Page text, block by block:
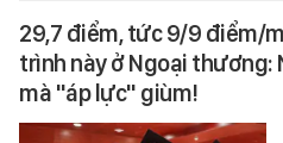
29,7 điểm, tức 9/9 điểm/
trình này ở Ngoại thương:
mà "áp lực" giùm!